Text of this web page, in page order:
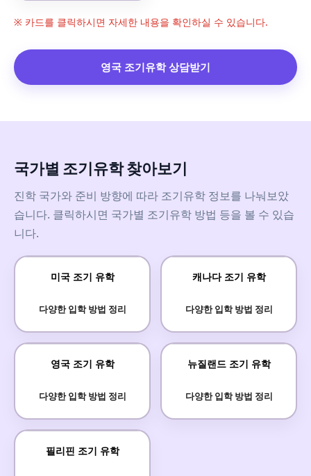
※ 카드를 클릭하시면 자세한 내용을 확인하실 수 있습니다.
영국 조기유학 상담받기
국가별 조기유학 찾아보기
진학 국가와 준비 방향에 따라 조기유학 정보를 나눠보았
습니다. 클릭하시면 국가별 조기유학 방법 등을 볼 수 있습
니다.
미국 조기 유학
다양한 입학 방법 정리
캐나다 조기 유학
다양한 입학 방법 정리
영국 조기 유학
다양한 입학 방법 정리
뉴질랜드 조기 유학
다양한 입학 방법 정리
필리핀 조기 유학